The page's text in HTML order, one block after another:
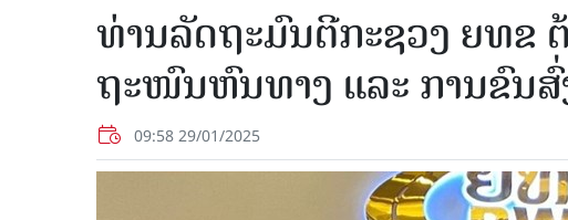
ທ່ານລັດຖະມົນຕີກະຊວງ ຍທຂ
ຖະໜົນຫົນທາງ ແລະ ການຂົນສົ່
09:58 29/01/2025